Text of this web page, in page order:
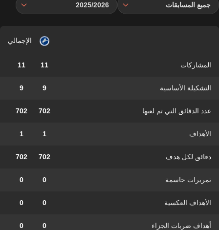
جميع المسابقات 2025/2026
الإجمالي
المشاركات 11
11
التشكيلة الأساسية 9
9
عدد الدقائق التي تم لعبها 702
702
الأهداف 1
1
دقائق لكل هدف 702
702
تمريرات حاسمة 0
0
الأهداف العكسية 0
0
أهداف ضربات الجزاء 0
0